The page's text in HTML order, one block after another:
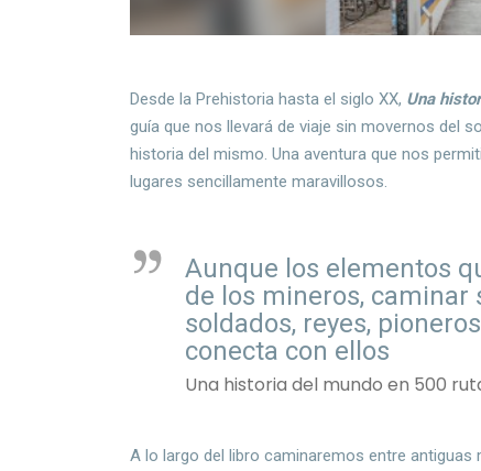
Desde la Prehistoria hasta el siglo XX, Una
guía que nos llevará de viaje sin movernos del
historia del mismo. Una aventura que nos
lugares sencillamente maravillosos.
Aunque los elementos
de los mineros, caminar
soldados, reyes,
conecta con ellos
Una historia del mundo en 500
A lo largo del libro caminaremos entre